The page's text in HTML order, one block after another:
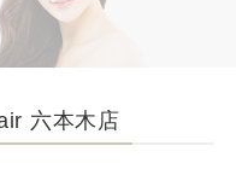
六本木店